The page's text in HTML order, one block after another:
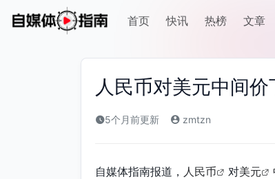
首页 快讯 热榜 文章
人民币对美元中间
5个月前更新 zmtzn
自媒体指南报道， 人民币 对美元